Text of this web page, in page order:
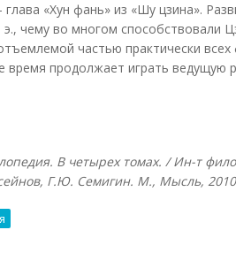
«Хун фань» из «Шу цзина».
чему во многом способствовали
частью практически
время продолжает играть ведущую
В четырех томах. / Ин-т
Г.Ю. Семигин. М., Мысль,